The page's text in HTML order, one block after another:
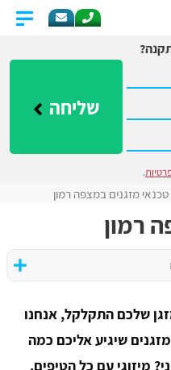
שליחה
.
טכנאי מזגנים במצפה רמון
רמון
שלכם התקלקל, אנחנו
שיגיע אליכם כמה
מיזוגי עם כל הטיפים.